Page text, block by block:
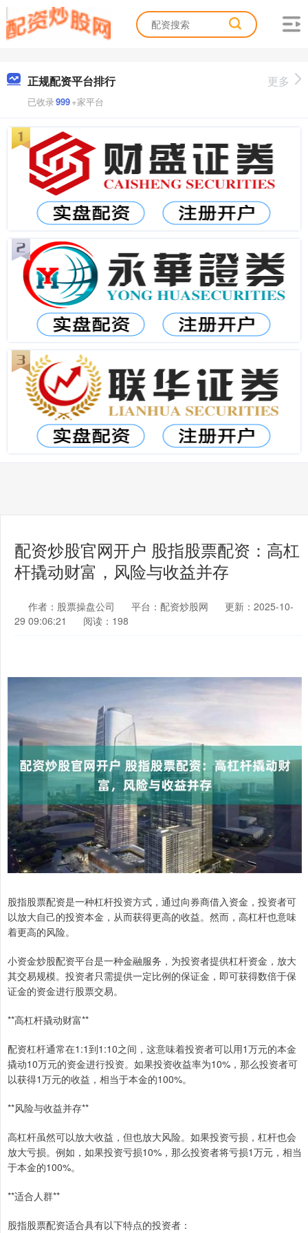
正规配资平台排行
已收录999+家平台
更多
配资炒股官网开户 股指股票配资：高杠
杆撬动财富，风险与收益并存
作者：股票操盘公司 平台：配资炒股网
更新：2025-10-
29 09:06:21
阅读：198
股指股票配资是一种杠杆投资方式，通过向券商借入资金，投资者可
以放大自己的投资本金，从而获得更高的收益。然而，高杠杆也意味
着更高的风险。
小资金炒股配资平台是一种金融服务，为投资者提供杠杆资金，放大
其交易规模。投资者只需提供一定比例的保证金，即可获得数倍于保
证金的资金进行股票交易。
**高杠杆撬动财富**
配资杠杆通常在1:1到1:10之间，这意味着投资者可以用1万元的本金
撬动10万元的资金进行投资。如果投资收益率为10%，那么投资者可
以获得1万元的收益，相当于本金的100%。
**风险与收益并存**
高杠杆虽然可以放大收益，但也放大风险。如果投资亏损，杠杆也会
放大亏损。例如，如果投资亏损10%，那么投资者将亏损1万元，相当
于本金的100%。
**适合人群**
股指股票配资适合具有以下特点的投资者：